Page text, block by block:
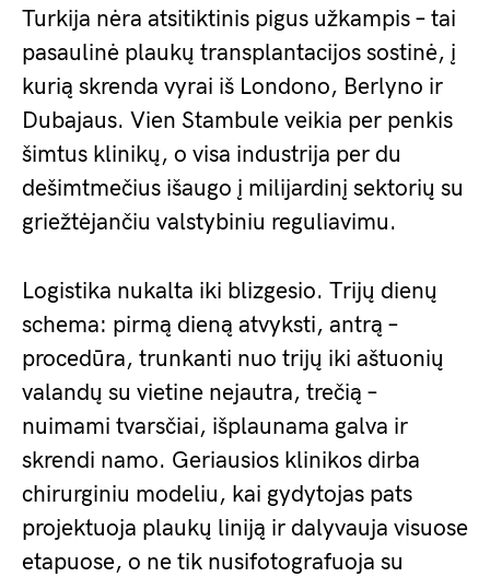
Turkija nėra atsitiktinis pigus užkampis – tai
pasaulinė plaukų transplantacijos sostinė, į
kurią skrenda vyrai iš Londono, Berlyno ir
Dubajaus. Vien Stambule veikia per penkis
šimtus klinikų, o visa industrija per du
dešimtmečius išaugo į milijardinį sektorių su
griežtėjančiu valstybiniu reguliavimu.
Logistika nukalta iki blizgesio. Trijų dienų
schema: pirmą dieną atvyksti, antrą –
procedūra, trunkanti nuo trijų iki aštuonių
valandų su vietine nejautra, trečią –
nuimami tvarsčiai, išplaunama galva ir
skrendi namo. Geriausios klinikos dirba
chirurginiu modeliu, kai gydytojas pats
projektuoja plaukų liniją ir dalyvauja visuose
etapuose, o ne tik nusifotografuoja su